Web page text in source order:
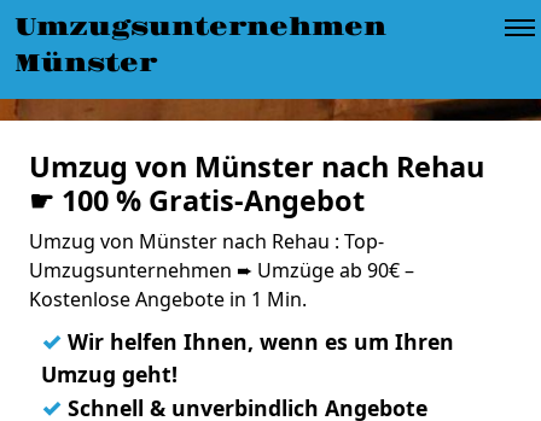
Umzugsunternehmen
Münster
Umzug von Münster nach Rehau
☛ 100 % Gratis-Angebot
Umzug von Münster nach Rehau : Top-
Umzugsunternehmen ➨ Umzüge ab 90€ –
Kostenlose Angebote in 1 Min.
✓ Wir helfen Ihnen, wenn es um Ihren
Umzug geht!
✓ Schnell & unverbindlich Angebote